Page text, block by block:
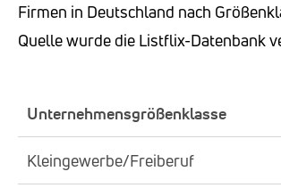
Firmen in Deutschland nach
Quelle wurde die Listflix-Datenbank
Unternehmensgrößenklasse
Kleingewerbe/Freiberuf